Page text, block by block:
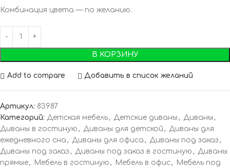
Комбинация цвета — по желанию.
В КОРЗИНУ
Add to compare Добавить в список желаний
Артикул: 83987
Категорий: Детская мебель, Детские диваны , Диваны ,
Диваны в гостиную , Диваны для детской , Диваны для
ежедневного сна , Диваны для офиса , Диваны под заказ ,
Диваны под заказ , Диваны под заказ в гостиную , Диваны
прямые, Мебель в гостиную , Мебель в офис,
Мебель под